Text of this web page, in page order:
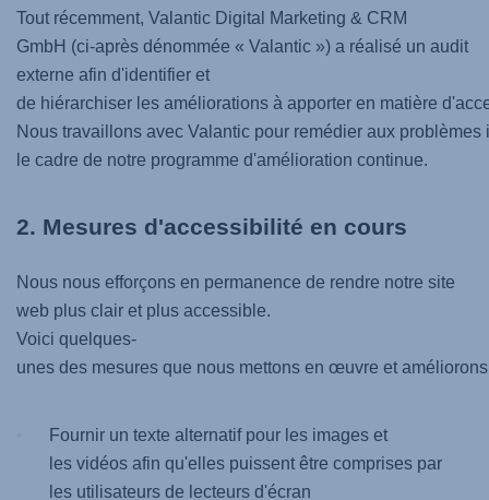
Tout récemment, Valantic Digital Marketing & CRM
GmbH (ci-après dénommée « Valantic ») a réalisé un audit
externe afin d'identifier et
de hiérarchiser les améliorations à apporter en matière
Nous travaillons avec Valantic pour remédier aux problèmes
le cadre de notre programme d'amélioration continue.
2. Mesures d'accessibilité en cours
Nous nous efforçons en permanence de rendre notre site
web plus clair et plus accessible.
Voici quelques-
unes des mesures que nous mettons en œuvre et
Fournir un texte alternatif pour les images et
les vidéos afin qu'elles puissent être comprises par
les utilisateurs de lecteurs d'écran